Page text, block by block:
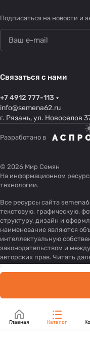
Подписаться на новости и
Связаться с нами
+7 4912 777-113
info@semena62.ru
г. Рязань, ул. Новоселов
Разработано в
© 2026 Мир Семян
На информационном
технологии.
Все ресурсы сайта
текстовую, графическую,
структуру, дизайн и
наименование являются
интеллектуальную
законодательством и
авторских прав. Читать
Главная Каталог